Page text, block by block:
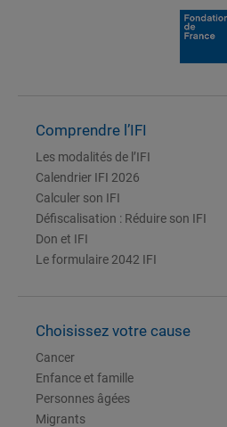
Comprendre l’IFI
Les modalités de l’IFI
Calendrier IFI 2026
Calculer son IFI
Défiscalisation : Réduire son IFI
Don et IFI
Le formulaire 2042 IFI
Choisissez votre cause
Cancer
Enfance et famille
Personnes âgées
Migrants